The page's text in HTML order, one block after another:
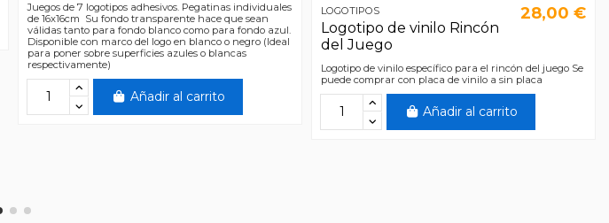
Juegos de 7 logotipos adhesivos. Pegatinas individuales
de 16x16cm Su fondo transparente hace que sean
válidas tanto para fondo blanco como para fondo azul.
Disponible con marco del logo en blanco o negro (Ideal
para poner sobre superficies azules o blancas
respectivamente)
Añadir al carrito
LOGOTIPOS
Logotipo de vinilo Rincón
del Juego
28,00 €
Logotipo de vinilo específico para el rincón del juego Se
puede comprar con placa de vinilo a sin placa
Añadir al carrito